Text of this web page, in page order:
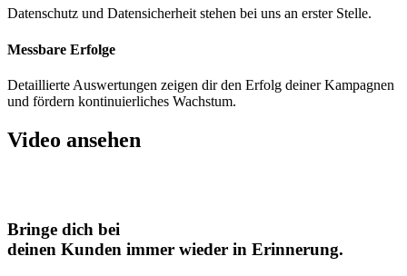
Datenschutz und Datensicherheit stehen bei uns an erster Stelle.
Messbare Erfolge
Detaillierte Auswertungen zeigen dir den Erfolg deiner Kampagnen
und fördern kontinuierliches Wachstum.
Video ansehen
Bringe dich bei
deinen Kunden immer wieder in Erinnerung.